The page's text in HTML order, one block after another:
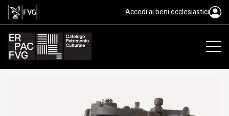
torchio Accedi ai beni ecclesiastici